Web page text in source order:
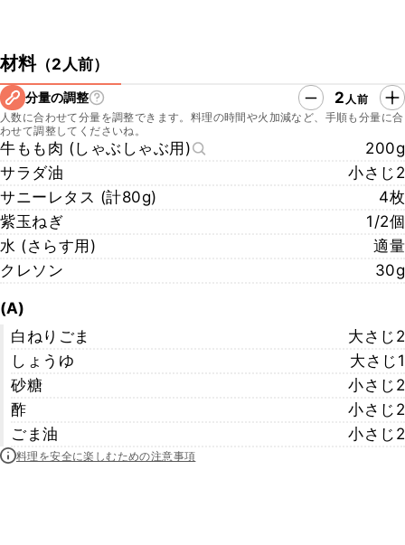
材料（2人前）
分量の調整 2 人前
人数に合わせて分量を調整できます。料理の時間や火加減など、手順も分量に合
わせて調整してくださいね。
牛もも肉 (しゃぶしゃぶ用)
200g
サラダ油
小さじ2
サニーレタス (計80g)
4枚
紫玉ねぎ
1/2個
水 (さらす用)
適量
クレソン
30g
(A)
白ねりごま
大さじ2
しょうゆ
大さじ1
砂糖
小さじ2
酢
小さじ2
ごま油
小さじ2
料理を安全に楽しむための注意事項